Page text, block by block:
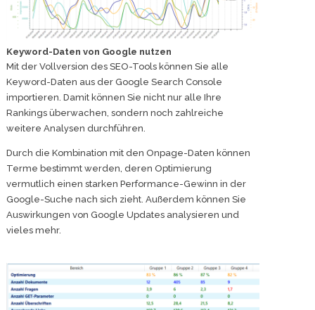
Keyword-Daten von Google nutzen
Mit der Vollversion des SEO-Tools können Sie alle
Keyword-Daten aus der Google Search Console
importieren. Damit können Sie nicht nur alle Ihre
Rankings überwachen, sondern noch zahlreiche
weitere Analysen durchführen.
Durch die Kombination mit den Onpage-Daten können
Terme bestimmt werden, deren Optimierung
vermutlich einen starken Performance-Gewinn in der
Google-Suche nach sich zieht. Außerdem können Sie
Auswirkungen von Google Updates analysieren und
vieles mehr.